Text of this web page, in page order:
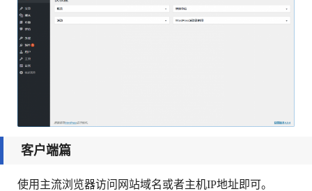
客户端篇
使用主流浏览器访问网站域名或者主机IP地址即可。